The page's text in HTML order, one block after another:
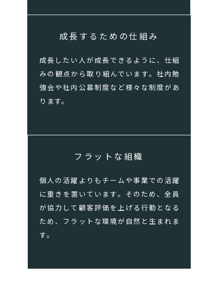
成長するための仕組み
成長したい人が成長できるように、仕組
みの観点から取り組んでいます。社内勉
強会や社内公募制度など様々な制度があ
ります。
フラットな組織
個人の活躍よりもチームや事業での活躍
に重きを置いています。そのため、全員
が協力して顧客評価を上げる行動となる
ため、フラットな環境が自然と生まれま
す。